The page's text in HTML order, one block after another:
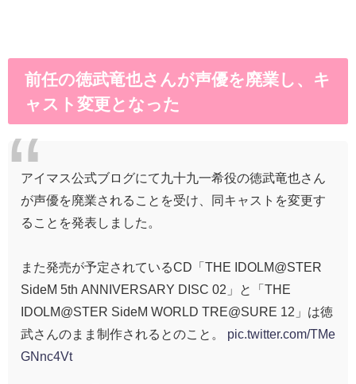
前任の徳武竜也さんが声優を廃業し、キ
ャスト変更となった
アイマス公式ブログにて九十九一希役の徳武竜也さん
が声優を廃業されることを受け、同キャストを変更す
ることを発表しました。
また発売が予定されているCD「THE IDOLM@STER
SideM 5th ANNIVERSARY DISC 02」と「THE
IDOLM@STER SideM WORLD TRE@SURE 12」は徳
武さんのまま制作されるとのこと。 pic.twitter.com/TMe
GNnc4Vt